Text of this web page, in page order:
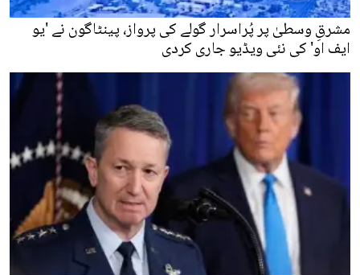
مشرقِ وسطیٰ پر پُراسرار گولے کی پرواز، پینٹاگون نے 'یو
ایف او' کی نئی ویڈیو جاری کردی